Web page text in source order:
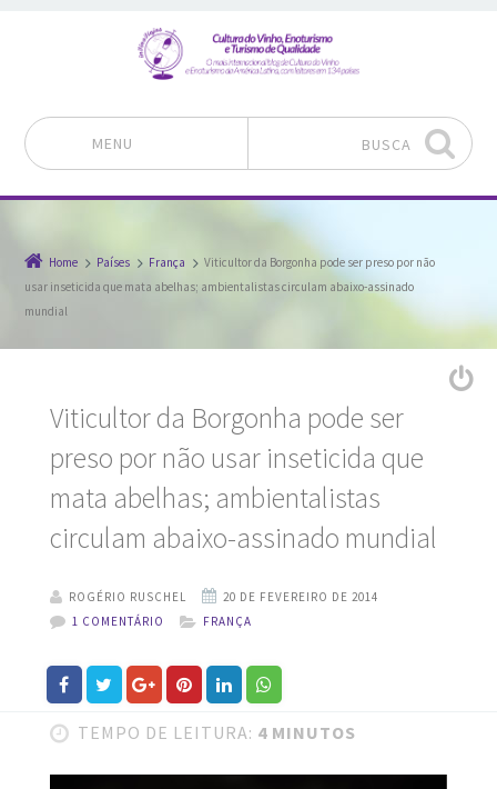
MENU BUSCA
Home Países França
Viticultor da Borgonha pode ser preso por não
usar inseticida que mata abelhas; ambientalistas circulam abaixo-assinado
mundial
Viticultor da Borgonha pode ser
preso por não usar inseticida que
mata abelhas; ambientalistas
circulam abaixo-assinado mundial
ROGÉRIO RUSCHEL
1 COMENTÁRIO
FRANÇA
TEMPO DE LEITURA: 4 MINUTOS